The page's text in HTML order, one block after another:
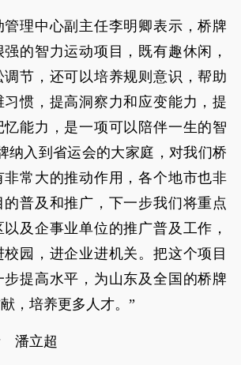
管理中心副主任李明卿表示，桥牌
的智力运动项目，既有趣休闲，
节，还可以培养规则意识，帮助
习惯，提高洞察力和应变能力，提
能力，是一项可以陪伴一生的智
纳入到省运会的大家庭，对我们桥
非常大的推动作用，各个地市也非
普及和推广，下一步我们将重点
及企事业单位的推广普及工作，
园，进企业进机关。把这个项目
步提高水平，为山东及全国的桥牌
，培养更多人才。”
潘立超